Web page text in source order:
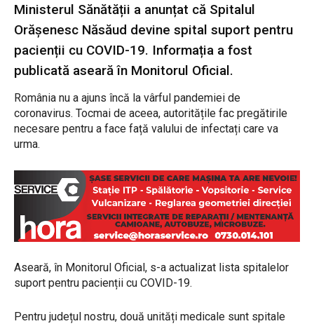
Ministerul Sănătății a anunțat că Spitalul
Orășenesc Năsăud devine spital suport pentru
pacienții cu COVID-19. Informația a fost
publicată aseară în Monitorul Oficial.
România nu a ajuns încă la vârful pandemiei de
coronavirus. Tocmai de aceea, autoritățile fac pregătirile
necesare pentru a face față valului de infectați care va
urma.
Aseară, în Monitorul Oficial, s-a actualizat lista spitalelor
suport pentru pacienții cu COVID-19.
Pentru județul nostru, două unități medicale sunt spitale